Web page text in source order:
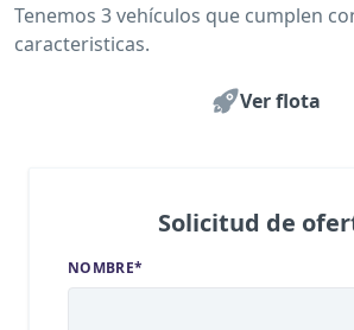
Tenemos 3 vehículos que cumplen
caracteristicas.
Ver flota
Solicitud de
NOMBRE*